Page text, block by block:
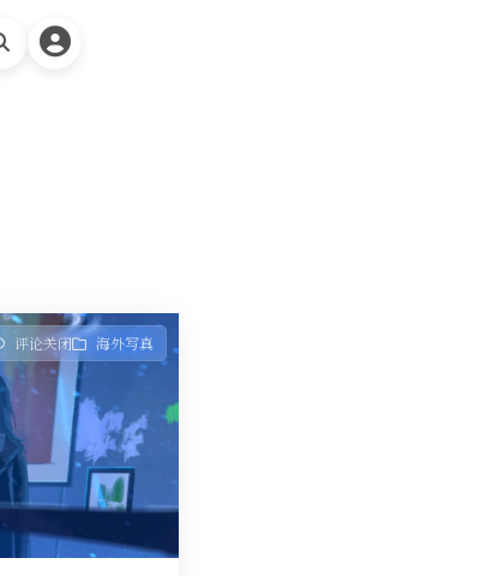
评论关闭 海外写真